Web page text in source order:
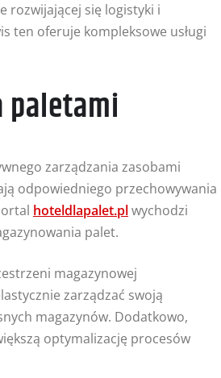
rozwijającej się logistyki i
ten oferuje kompleksowe usługi
paletami
zarządzania zasobami
odpowiedniego przechowywania
hoteldlapalet.plwychodzi
palet.
magazynowej
zarządzać swoją
magazynów. Dodatkowo,
optymalizację procesów